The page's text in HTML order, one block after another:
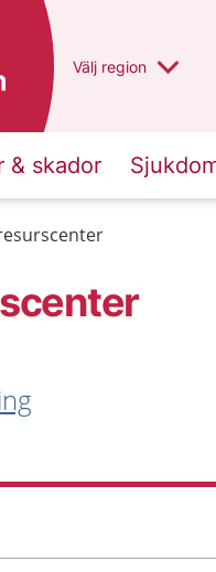
Du har valt region
Välj en annan
region
& skador